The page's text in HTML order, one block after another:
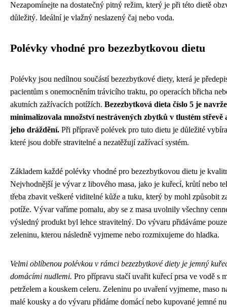
Nezapomínejte na dostatečný pitný režim, který je při této dietě
důležitý. Ideální je vlažný neslazený čaj nebo voda.
Polévky vhodné pro bezezbytkovou dietu
Polévky jsou nedílnou součástí bezezbytkové diety, která je
pacientům s onemocněním trávicího traktu, po operacích břicha
akutních zažívacích potížích. Bezezbytková dieta číslo 5 je
minimalizovala množství nestrávených zbytků v tlustém střevě
jeho dráždění. Při přípravě polévek pro tuto dietu je důležité
které jsou dobře stravitelné a nezatěžují zažívací systém.
Základem každé polévky vhodné pro bezezbytkovou dietu je
Nejvhodnější je vývar z libového masa, jako je kuřecí, krůtí nebo
třeba zbavit veškeré viditelné kůže a tuku, který by mohl způsobit
potíže. Vývar vaříme pomalu, aby se z masa uvolnily všechny
výsledný produkt byl lehce stravitelný. Do vývaru přidáváme
zeleninu, kterou následně vyjmeme nebo rozmixujeme do hladka.
Velmi oblíbenou polévkou v rámci bezezbytkové diety je jemný
domácími nudlemi. Pro přípravu stačí uvařit kuřecí prsa ve vodě s
petrželem a kouskem celeru. Zeleninu po uvaření vyjmeme, maso
malé kousky a do vývaru přidáme domácí nebo kupované jemné